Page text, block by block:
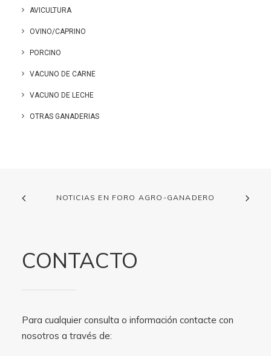
AVICULTURA
OVINO/CAPRINO
PORCINO
VACUNO DE CARNE
VACUNO DE LECHE
OTRAS GANADERIAS
NOTICIAS EN FORO AGRO-GANADERO
CONTACTO
Para cualquier consulta o información contacte con
nosotros a través de: